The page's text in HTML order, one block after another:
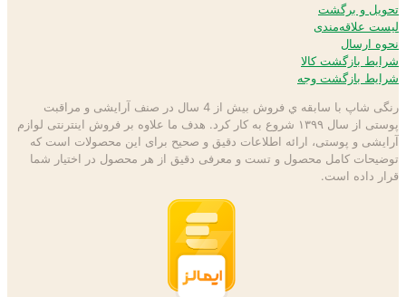
تحویل و برگشت
لیست علاقه‌مندی
نحوه ارسال
شرایط بازگشت کالا
شرایط بازگشت وجه
رنگی شاپ با سابقه ي فروش بیش از 4 سال در صنف آرایشی و مراقبت
پوستی از سال ۱۳۹۹ شروع به كار كرد. هدف ما علاوه بر فروش اینترنتی لوازم
آرایشی و پوستی، ارائه اطلاعات دقیق و صحیح برای این محصولات است كه
توضيحات كامل محصول و تست و معرفی دقیق از هر محصول در اختيار شما
قرار داده است.